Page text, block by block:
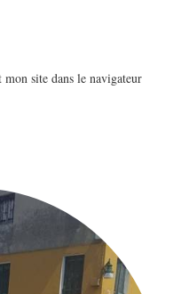
site dans le navigateur